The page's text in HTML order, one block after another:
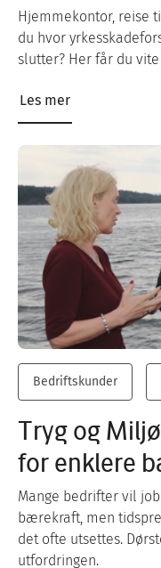
Hjemmekontor, reise
du hvor
slutter? Her får du
Les mer
Bedriftskunder
Tryg og
for enklere
Mange bedrifter vil
bærekraft, men
det ofte utsettes.
utfordringen.